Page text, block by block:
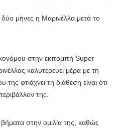
δύο μήνες η Μαρινέλλα μετά το
στην εκπομπή Super
καλυτερεύει μέρα με τη
φτιάχνει τη διάθεση είναι ότι
της.
βήματα στην ομιλία της, καθώς